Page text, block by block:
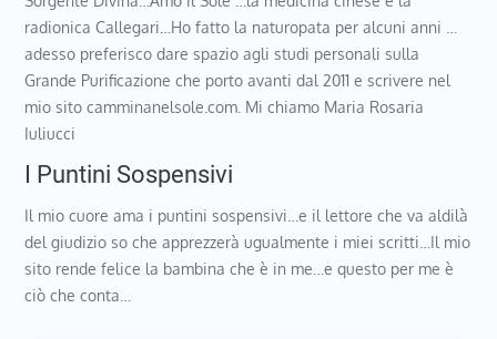
radionica Callegari…Ho fatto la naturopata per alcuni anni …
adesso preferisco dare spazio agli studi personali sulla
Grande Purificazione che porto avanti dal 2011 e scrivere nel
mio sito camminanelsole.com. Mi chiamo Maria Rosaria
Iuliucci
I Puntini Sospensivi
Il mio cuore ama i puntini sospensivi…e il lettore che va aldilà
del giudizio so che apprezzerà ugualmente i miei scritti…Il mio
sito rende felice la bambina che è in me…e questo per me è
ciò che conta…